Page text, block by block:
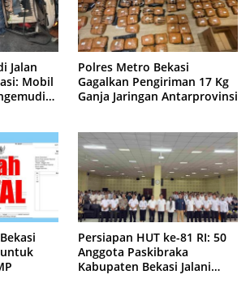
Jalan
Mobil
Polres Metro Bekasi
Gagalkan Pengiriman 17 Kg
Ganja Jaringan Antarprovinsi
Persiapan HUT ke-81 RI: 50
Anggota Paskibraka
Kabupaten Bekasi Jalani